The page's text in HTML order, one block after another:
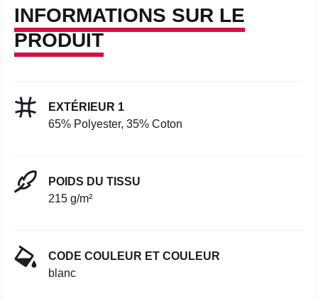
INFORMATIONS SUR LE
PRODUIT
EXTÉRIEUR 1
65% Polyester, 35% Coton
POIDS DU TISSU
215 g/m²
CODE COULEUR ET COULEUR
blanc